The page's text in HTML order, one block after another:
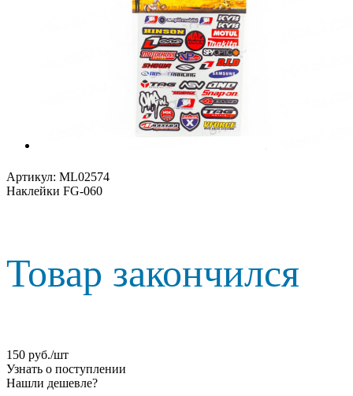
Артикул: ML02574
Наклейки FG-060
Товар закончился
150 руб./шт
Узнать о поступлении
Нашли дешевле?